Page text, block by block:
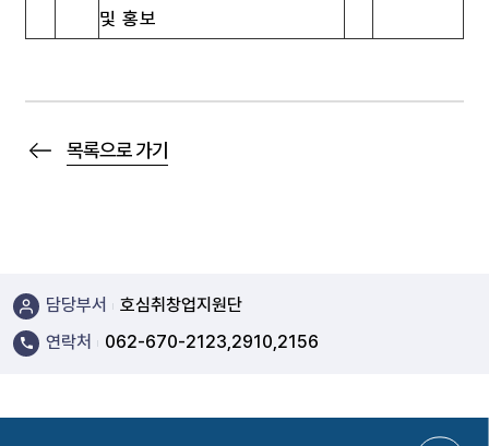
및 홍보
목록으로 가기
담당부서
호심취창업지원단
연락처
062-670-2123,2910,2156